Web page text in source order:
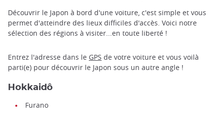
Découvrir le Japon à bord d'une voiture, c'est simple et vous
permet d'atteindre des lieux difficiles d'accès. Voici notre
sélection des régions à visiter...en toute liberté !
Entrez l'adresse dans le GPS de votre voiture et vous voilà
parti(e) pour découvrir le Japon sous un autre angle !
Hokkaidô
Furano